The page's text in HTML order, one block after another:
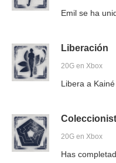
Emil se ha
Liberación
20G en Xbox
Libera a
20G en Xbox
Has